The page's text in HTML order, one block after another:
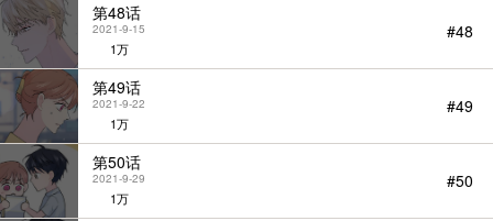
第48话
2021-9-15
1万
#48
第49话
2021-9-22
1万
#49
第50话
2021-9-29
1万
#50